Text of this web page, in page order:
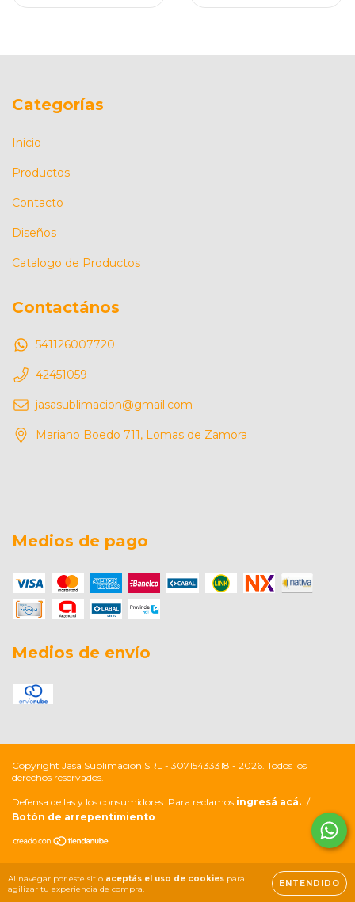
Al navegar por este sitio aceptás el uso de cookies para
agilizar tu experiencia de compra.
ENTENDIDO
Categorías
Inicio
Productos
Contacto
Diseños
Catalogo de Productos
Contactános
541126007720
42451059
jasasublimacion@gmail.com
Mariano Boedo 711, Lomas de Zamora
Medios de pago
Medios de envío
Copyright Jasa Sublimacion SRL - 30715433318 - 2026. Todos los
derechos reservados.
Defensa de las y los consumidores. Para reclamos ingresá acá. /
Botón de arrepentimiento